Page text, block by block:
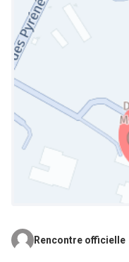
Rencontre officielle